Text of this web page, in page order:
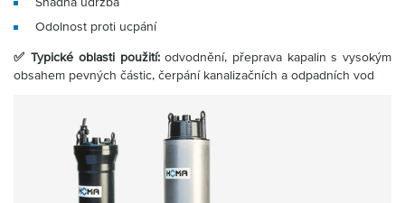
Odolnost proti ucpání
✅ Typické oblasti použití:odvodnění, přeprava kapalin s vysokým
obsahem pevných částic, čerpání kanalizačních a odpadních vod